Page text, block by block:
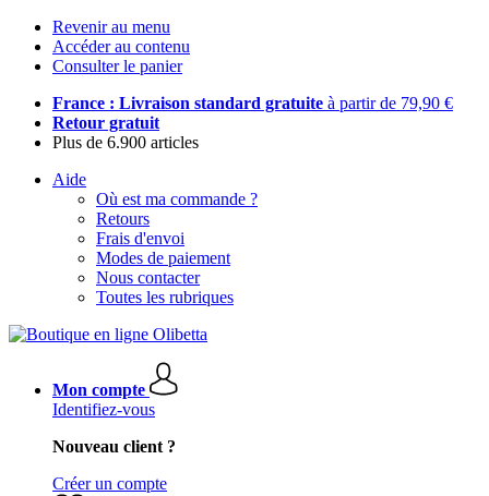
Revenir au menu
Accéder au contenu
Consulter le panier
France : Livraison standard gratuite à partir de 79,90 €
Retour gratuit
Plus de 6.900 articles
Aide
Où est ma commande ?
Retours
Frais d'envoi
Modes de paiement
Nous contacter
Toutes les rubriques
Mon compte
Identifiez-vous
Nouveau client ?
Créer un compte